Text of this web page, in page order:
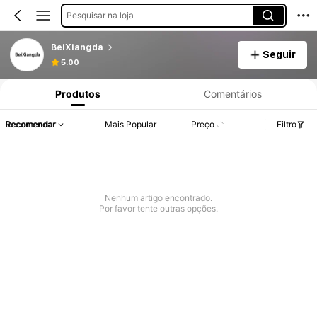
Pesquisar na loja
BeiXiangda
5.00
Seguir
Produtos Comentários
Recomendar Mais Popular Preço Filtro
Nenhum artigo encontrado.
Por favor tente outras opções.